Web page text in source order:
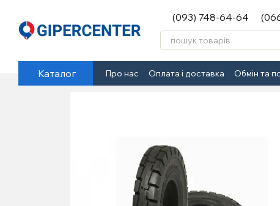
(093) 748-64-64
Каталог Про нас Оплата і доставка Обмін та